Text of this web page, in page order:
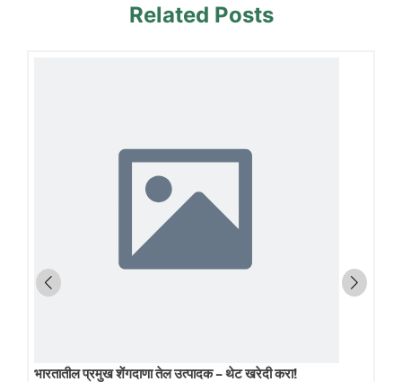
Related Posts
भारतातील प्रमुख शेंगदाणा तेल उत्पादक – थेट खरेदी करा!